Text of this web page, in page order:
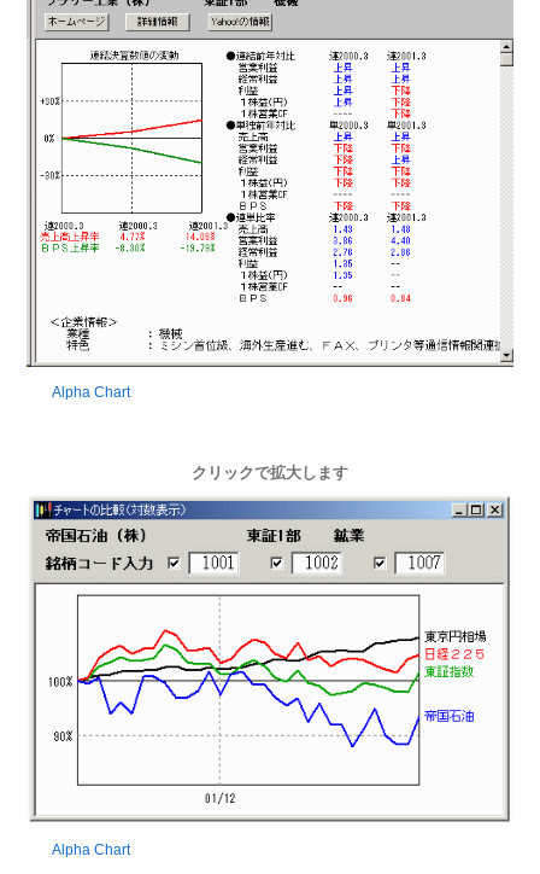
Alpha Chart
クリックで拡大します
Alpha Chart